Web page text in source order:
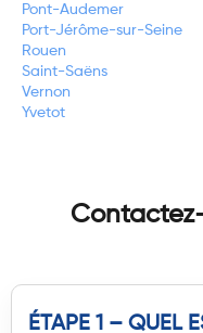
Pont-Audemer
Port-Jérôme-sur-Seine
Rouen
Saint-Saëns
Vernon
Yvetot
ÉTAPE 1 – QUEL